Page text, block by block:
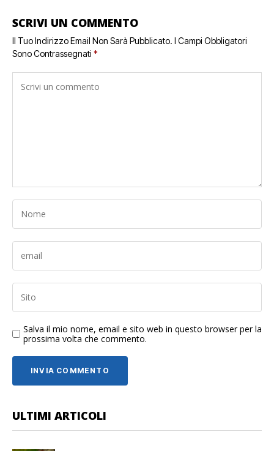
SCRIVI UN COMMENTO
Il Tuo Indirizzo Email Non Sarà Pubblicato. I Campi Obbligatori
Sono Contrassegnati *
Salva il mio nome, email e sito web in questo browser per la
prossima volta che commento.
ULTIMI ARTICOLI